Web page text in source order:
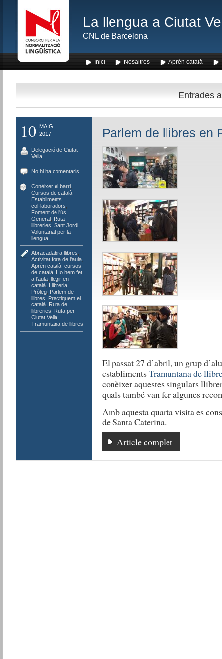
La llengua a Ciutat
CNL de Barcelona
Inici Nosaltres Aprèn català
Entrades
10
MAIG
2017
Delegació de Ciutat
Vella
No hi ha comentaris
Conèixer el barri,
Cursos de català,
Establiments
col·laboradors
Foment de l'ús
General, Ruta
llibreries Sant Jordi,
Voluntariat per la
llengua
Abracadabra llibres
Activitat fora de l'aula,
Aprèn català, cursos
de català, Ho hem fet
a l'aula, llegir en
català, Llibreria
Pròleg, Parlem de
llibres
Practiquem el
català, Ruta de
llibreries
Ruta per
Ciutat Vella,
Tramuntana de llibres
Parlem de llibres en
El passat 27 d’abril, un grup
establimentsTramuntana de
conèixer aquestes singulars
quals també van fer algunes
Amb aquesta quarta visita es
de Santa Caterina.
Article complet